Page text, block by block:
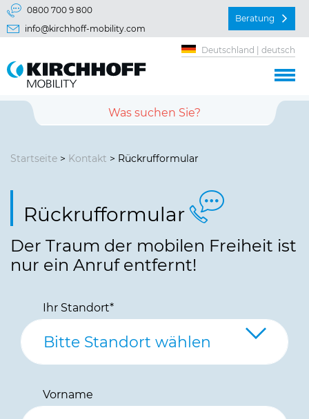
Springe direkt zu:
Hauptmenü
0800 700 9 800
info@kirchhoff-mobility.com
Beratung
Deutschland | deutsch
Startseite > Kontakt > Rückrufformular
Rückrufformular
Der Traum der mobilen Freiheit ist
nur ein Anruf entfernt!
Ihr Standort*
Vorname